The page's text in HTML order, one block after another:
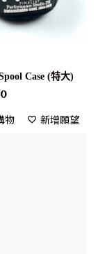
Case (特大)
物 新增願望